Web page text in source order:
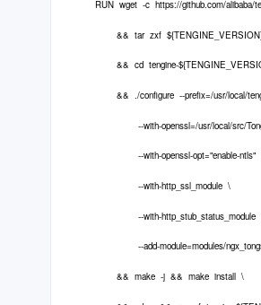
RUN wget -c https://github.com/alibaba/
&& tar zxf
&& cd tengine-
&& ./configure --prefix=/usr/local/
--with-openssl=/usr/local/src/
--with-openssl-opt="enable-ntls"
--with-http_ssl_module \
--with-http_stub_status_module
--add-module=modules/
&& make -j && make install \